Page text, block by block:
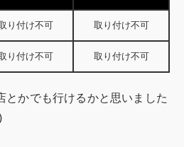
り付け不可 取り付け不可
り付け不可 取り付け不可
とかでも行けるかと思いました